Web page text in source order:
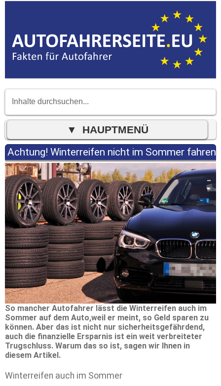
Achtung! Winterreifen nicht im Sommer fahren
So mancher Autofahrer lässt die Winterreifen auch im
Sommer auf dem Auto,weil er meint, so Geld sparen zu
können. Aber das ist nicht nur sicherheitsgefährdend,
auch die finanzielle Ersparnis ist ein weit verbreiteter
Trugschluss. Warum das so ist, sagen wir Ihnen in
diesem Artikel.
Winterreifen auch im Sommer